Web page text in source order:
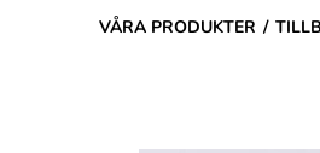
VÅRA PRODUKTER